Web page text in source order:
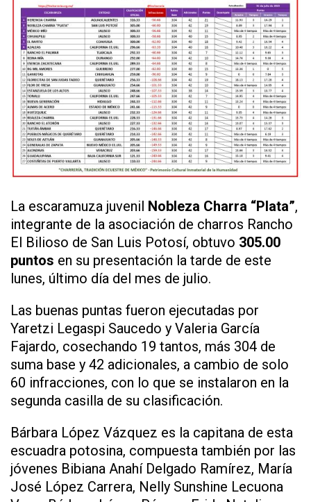
La escaramuza juvenil Nobleza Charra “Plata”,
integrante de la asociación de charros Rancho
El Bilioso de San Luis Potosí, obtuvo 305.00
puntos en su presentación la tarde de este
lunes, último día del mes de julio.
Las buenas puntas fueron ejecutadas por
Yaretzi Legaspi Saucedo y Valeria García
Fajardo, cosechando 19 tantos, más 304 de
suma base y 42 adicionales, a cambio de solo
60 infracciones, con lo que se instalaron en la
segunda casilla de su clasificación.
Bárbara López Vázquez es la capitana de esta
escuadra potosina, compuesta también por las
jóvenes Bibiana Anahí Delgado Ramírez, María
José López Carrera, Nelly Sunshine Lecuona